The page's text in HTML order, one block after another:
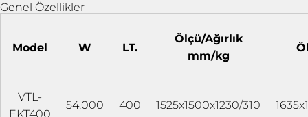
Genel Özellikler
Model W LT.
Ölçü/Ağırlık
mm/kg
VTL-
EKT400
54,000 400 1525x1500x1230/310